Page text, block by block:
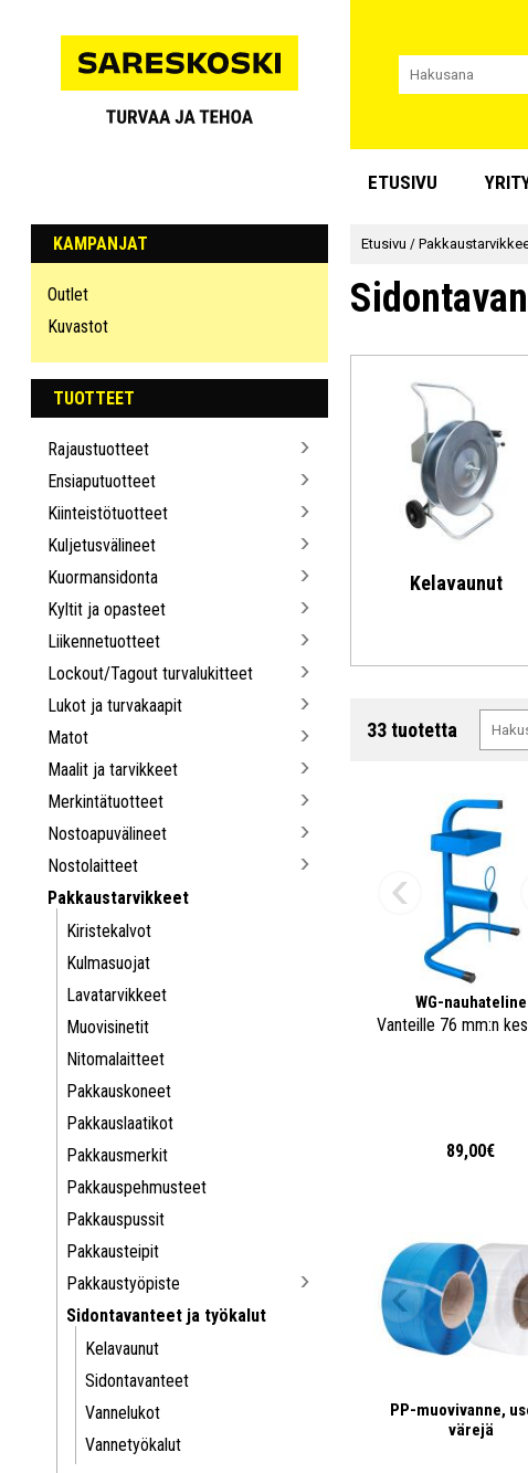
ETUSIVU
KAMPANJAT
Outlet
Kuvastot
TUOTTEET
Rajaustuotteet
Ensiaputuotteet
Kiinteistötuotteet
Kuljetusvälineet
Kuormansidonta
Kyltit ja opasteet
Liikennetuotteet
Lockout/Tagout turvalukitteet
Lukot ja turvakaapit
Matot
Maalit ja tarvikkeet
Merkintätuotteet
Nostoapuvälineet
Nostolaitteet
Pakkaustarvikkeet
Kiristekalvot
Kulmasuojat
Lavatarvikkeet
Muovisinetit
Nitomalaitteet
Pakkauskoneet
Pakkauslaatikot
Pakkausmerkit
Pakkauspehmusteet
Pakkauspussit
Pakkausteipit
Pakkaustyöpiste
Sidontavanteet ja työkalut
Kelavaunut
Sidontavanteet
Vannelukot
Vannetyökalut
Etusivu /
Kelavaunut
33 tuotetta
WG-nauhateline
Vanteille 76 mm:n
89,00€
PP-muovivanne,
värejä